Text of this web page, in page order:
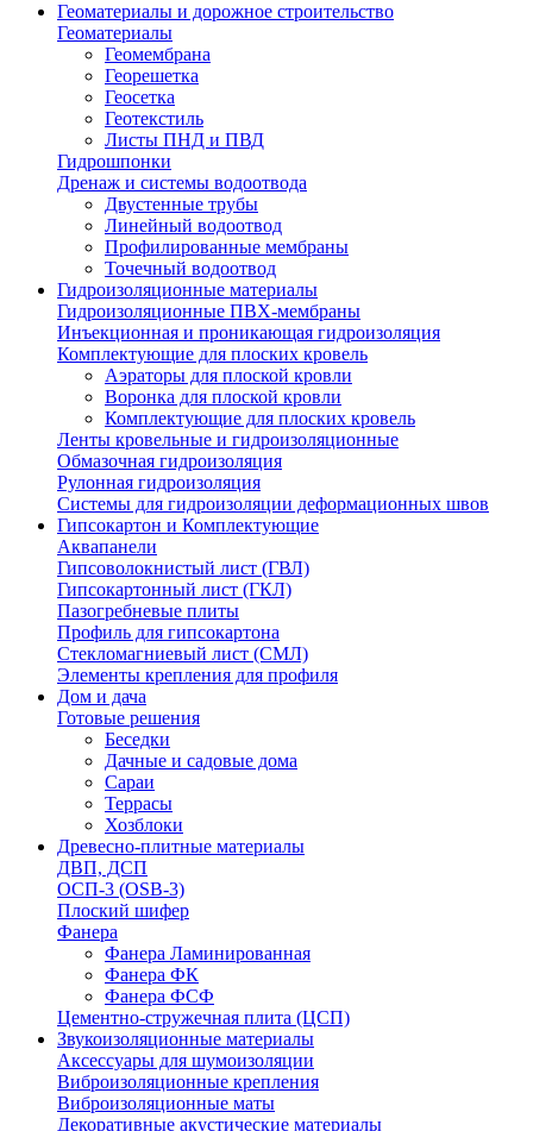
Геоматериалы и дорожное строительство
Геоматериалы
Геомембрана
Георешетка
Геосетка
Геотекстиль
Листы ПНД и ПВД
Гидрошпонки
Дренаж и системы водоотвода
Двустенные трубы
Линейный водоотвод
Профилированные мембраны
Точечный водоотвод
Гидроизоляционные материалы
Гидроизоляционные ПВХ-мембраны
Инъекционная и проникающая гидроизоляция
Комплектующие для плоских кровель
Аэраторы для плоской кровли
Воронка для плоской кровли
Комплектующие для плоских кровель
Ленты кровельные и гидроизоляционные
Обмазочная гидроизоляция
Рулонная гидроизоляция
Системы для гидроизоляции деформационных швов
Гипсокартон и Комплектующие
Аквапанели
Гипсоволокнистый лист (ГВЛ)
Гипсокартонный лист (ГКЛ)
Пазогребневые плиты
Профиль для гипсокартона
Стекломагниевый лист (СМЛ)
Элементы крепления для профиля
Дом и дача
Готовые решения
Беседки
Дачные и садовые дома
Сараи
Террасы
Хозблоки
Древесно-плитные материалы
ДВП, ДСП
ОСП-3 (OSB-3)
Плоский шифер
Фанера
Фанера Ламинированная
Фанера ФК
Фанера ФСФ
Цементно-стружечная плита (ЦСП)
Звукоизоляционные материалы
Аксессуары для шумоизоляции
Виброизоляционные крепления
Виброизоляционные маты
Декоративные акустические материалы